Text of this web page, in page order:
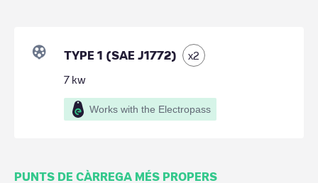
TYPE 1 (SAE J1772) x2
7 kw
Works with the Electropass
PUNTS DE CÀRREGA MÉS PROPERS